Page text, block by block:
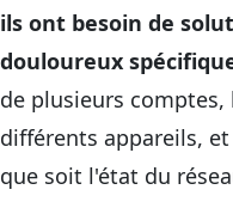
ils ont besoin de
douloureux
de plusieurs
différents appareils,
que soit l'état du